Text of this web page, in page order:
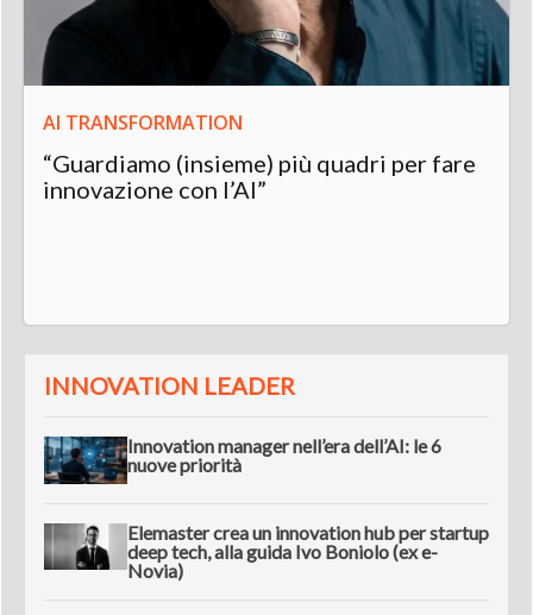
AI TRANSFORMATION
“Guardiamo (insieme) più quadri per fare
innovazione con l’AI”
INNOVATION LEADER
Innovation manager nell’era dell’AI: le 6
nuove priorità
Elemaster crea un innovation hub per startup
deep tech, alla guida Ivo Boniolo (ex e-
Novia)